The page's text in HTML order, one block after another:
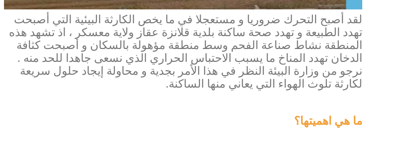
لقد أصبح التحرك ضروريا و مستعجلا في ما يخص الكارثة البيئية التي أصبحت
تهدد الطبيعة و تهدد صحة ساكنة بلدية قلانزة عقاز ولاية معسكر ، اذ تشهد هذه
المنطقة نشاط صناعة الفحم وسط منطقة مؤهولة بالسكان و أصبحت كثافة
الدخان تهدد المناخ ما يسبب الاحتباس الحراري الذي نسعى جاهدا للحد منه .
نرجو من وزارة البيئة النظر في هذا الأمر بجدية و محاولة إيجاد حلول سريعة
لكارثة تلوث الهواء التي يعاني منها الساكنة.
ما هي اهميتها؟